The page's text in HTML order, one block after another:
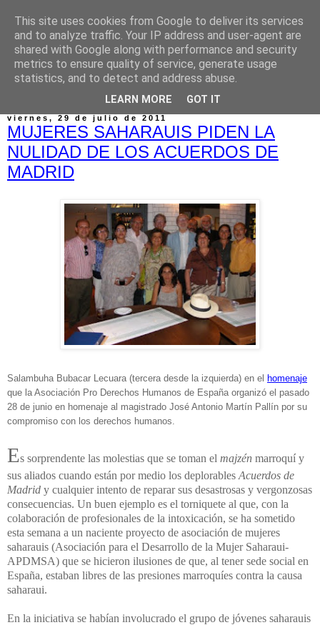
viernes, 29 de julio de 2011
MUJERES SAHARAUIS PIDEN LA
NULIDAD DE LOS ACUERDOS DE
MADRID
Salambuha Bubacar Lecuara (tercera desde la izquierda) en el homenaje
que la Asociación Pro Derechos Humanos de España organizó el pasado
28 de junio en homenaje al magistrado José Antonio Martín Pallín por su
compromiso con los derechos humanos.
Es sorprendente las molestias que se toman el majzén marroquí y
sus aliados cuando están por medio los deplorables Acuerdos de
Madrid y cualquier intento de reparar sus desastrosas y vergonzosas
consecuencias. Un buen ejemplo es el torniquete al que, con la
colaboración de profesionales de la intoxicación, se ha sometido
esta semana a un naciente proyecto de asociación de mujeres
saharauis (Asociación para el Desarrollo de la Mujer Saharaui-
APDMSA) que se hicieron ilusiones de que, al tener sede social en
España, estaban libres de las presiones marroquíes contra la causa
saharaui.
En la iniciativa se habían involucrado el grupo de jóvenes saharauis
This site uses cookies from Google to deliver its services
and to analyze traffic. Your IP address and user-agent are
shared with Google along with performance and security
metrics to ensure quality of service, generate usage
statistics, and to detect and address abuse.
LEARN MORE GOT IT